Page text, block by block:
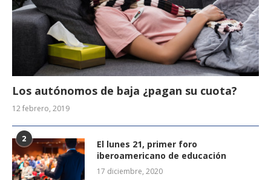
Los autónomos de baja ¿pagan su cuota?
12 febrero, 2019
2
El lunes 21, primer foro
iberoamericano de educación
17 diciembre, 2020